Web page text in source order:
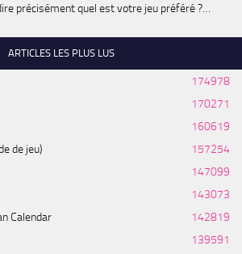
précisément quel est votre jeu préféré ?…
ARTICLES LES PLUS LUS
174978
170271
160619
de jeu)
157254
147099
143073
Calendar
142819
139591